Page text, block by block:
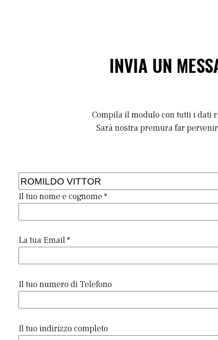
INVIA UN
Compila il modulo con tutti i dati
Sarà nostra premura far
Il tuo nome e cognome *
La tua Email *
Il tuo numero di Telefono
Il tuo indirizzo completo